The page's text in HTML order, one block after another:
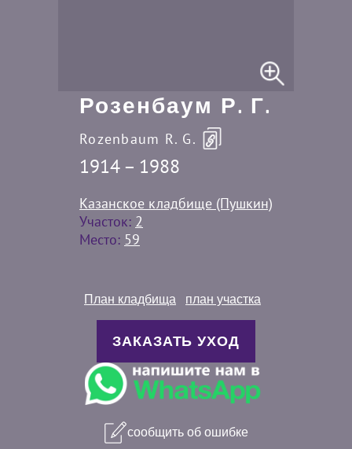
Розенбаум Р. Г.
Rozenbaum R. G.
1914 – 1988
Казанское кладбище (Пушкин)
Участок: 2
Место: 59
План кладбища план участка
ЗАКАЗАТЬ УХОД
сообщить об ошибке